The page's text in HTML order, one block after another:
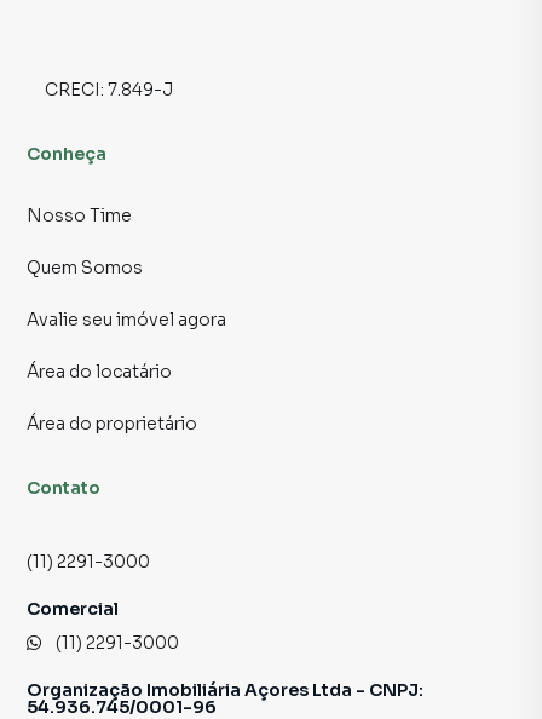
CRECI: 7.849-J
Conheça
Nosso Time
Quem Somos
Avalie seu imóvel agora
Área do locatário
Área do proprietário
Contato
(11) 2291-3000
Comercial
(11) 2291-3000
Organização Imobiliária Açores Ltda - CNPJ:
54.936.745/0001-96